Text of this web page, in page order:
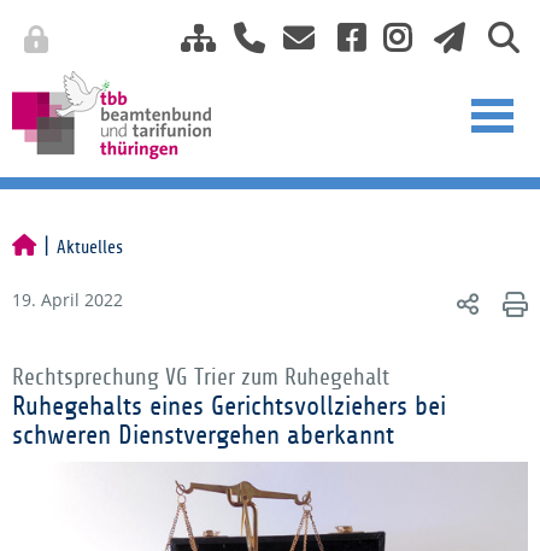
Aktuelles
19. April 2022
Rechtsprechung VG Trier zum Ruhegehalt
Ruhegehalts eines Gerichtsvollziehers bei
schweren Dienstvergehen aberkannt